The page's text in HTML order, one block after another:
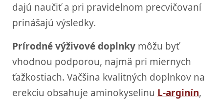
dajú naučiť a pri pravidelnom precvičovaní
prinášajú výsledky.
Prírodné výživové doplnky môžu byť
vhodnou podporou, najmä pri miernych
ťažkostiach. Väčšina kvalitných doplnkov na
erekciu obsahuje aminokyselinu L-arginín,